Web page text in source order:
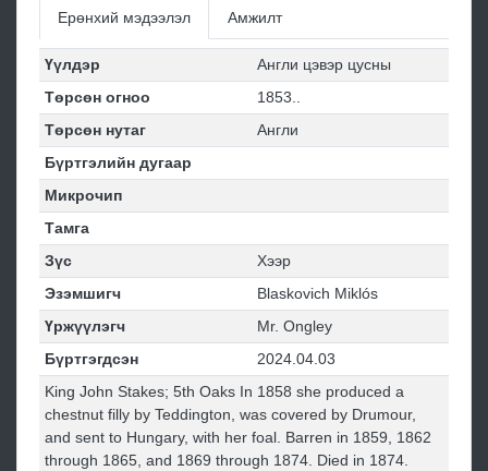
Ерөнхий мэдээлэл Амжилт
Үүлдэр
Англи цэвэр цусны
Төрсөн огноо
1853..
Төрсөн нутаг
Англи
Бүртгэлийн дугаар
Микрочип
Тамга
Зүс
Хээр
Эзэмшигч
Blaskovich Miklós
Үржүүлэгч
Mr. Ongley
Бүртгэгдсэн
2024.04.03
King John Stakes; 5th Oaks In 1858 she produced a
chestnut filly by Teddington, was covered by Drumour,
and sent to Hungary, with her foal. Barren in 1859, 1862
through 1865, and 1869 through 1874. Died in 1874.